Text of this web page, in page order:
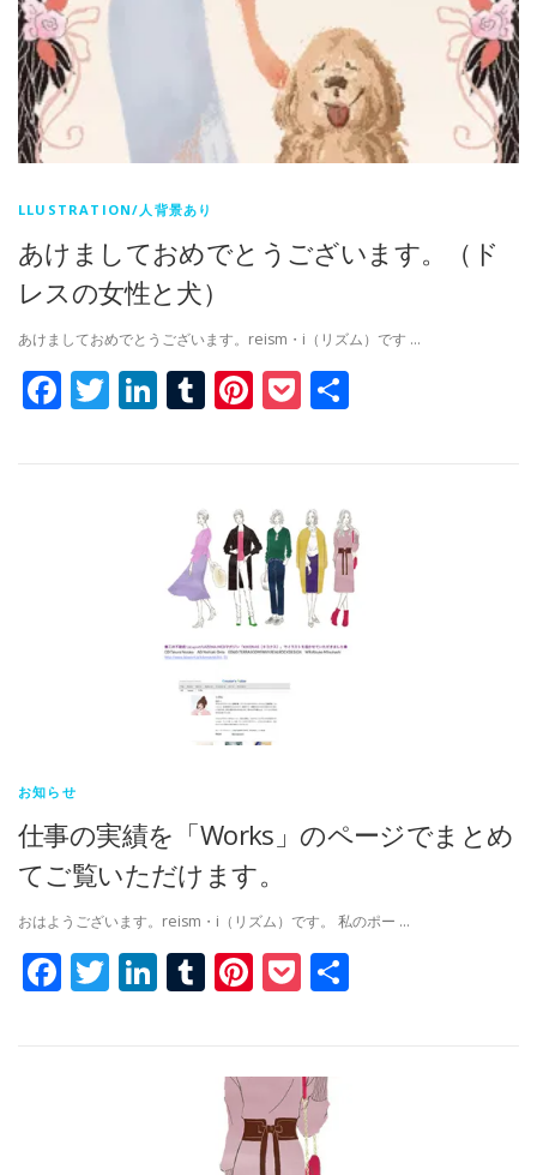
LLUSTRATION/人背景あり
あけましておめでとうございます。（ド
レスの女性と犬）
あけましておめでとうございます。reism・i（リズム）です …
Facebook
Twitter
LinkedIn
Tumblr
Pinterest
Pocket
お知らせ
仕事の実績を「Works」のページでまとめ
てご覧いただけます。
おはようございます。reism・i（リズム）です。 私のポー …
Facebook
Twitter
LinkedIn
Tumblr
Pinterest
Pocket